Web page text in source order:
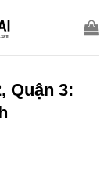
Quận 3: